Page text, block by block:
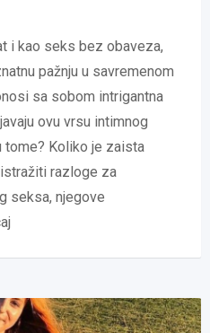
i kao seks bez obaveza,
pažnju u savremenom
sa sobom intrigantna
ovu vrsu intimnog
tome? Koliko je zaista
razloge za
seksa, njegove